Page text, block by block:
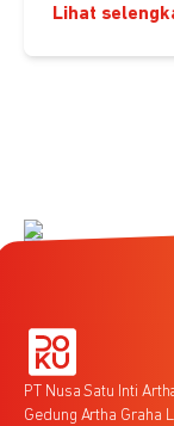
Lihat
PT Nusa Satu Inti
Gedung Artha Graha